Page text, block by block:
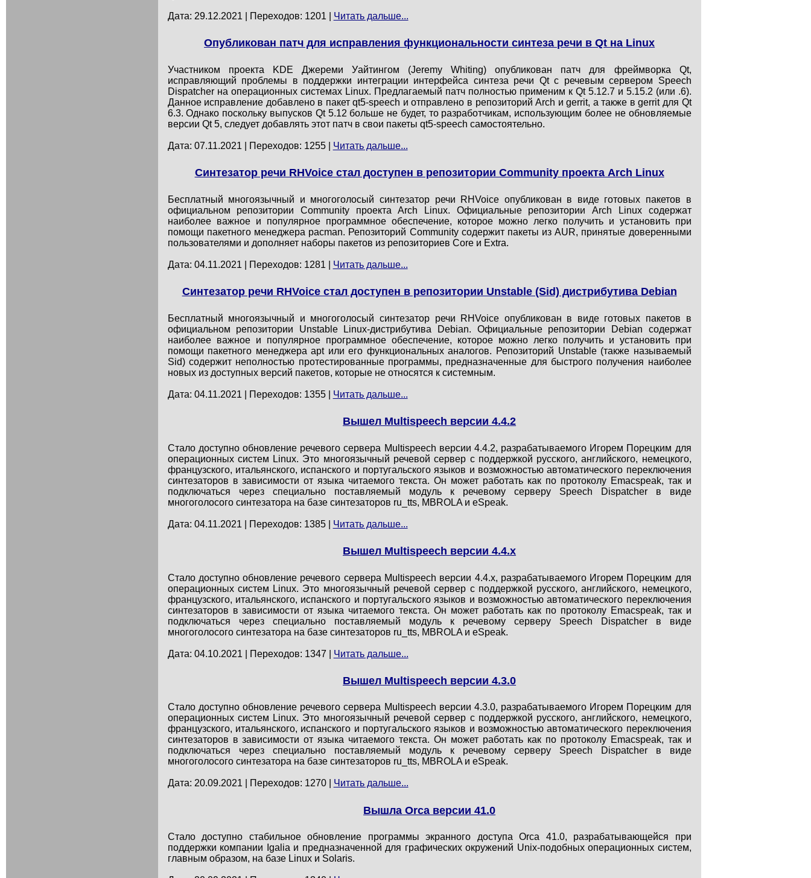
Дата: 29.12.2021 | Переходов: 1201 | Читать дальше...
Опубликован патч для исправления функциональности синтеза речи в Qt на Linux
Участником проекта KDE Джереми Уайтингом (Jeremy Whiting) опубликован патч для фреймворка Qt,
исправляющий проблемы в поддержки интеграции интерфейса синтеза речи Qt с речевым сервером Speech
Dispatcher на операционных системах Linux. Предлагаемый патч полностью применим к Qt 5.12.7 и 5.15.2 (или .6).
Данное исправление добавлено в пакет qt5-speech и отправлено в репозиторий Arch и gerrit, а также в gerrit для Qt
6.3. Однако поскольку выпусков Qt 5.12 больше не будет, то разработчикам, использующим более не обновляемые
версии Qt 5, следует добавлять этот патч в свои пакеты qt5-speech самостоятельно.
Дата: 07.11.2021 | Переходов: 1255 | Читать дальше...
Синтезатор речи RHVoice стал доступен в репозитории Community проекта Arch Linux
Бесплатный многоязычный и многоголосый синтезатор речи RHVoice опубликован в виде готовых пакетов в
официальном репозитории Community проекта Arch Linux. Официальные репозитории Arch Linux содержат
наиболее важное и популярное программное обеспечение, которое можно легко получить и установить при
помощи пакетного менеджера pacman. Репозиторий Community содержит пакеты из AUR, принятые доверенными
пользователями и дополняет наборы пакетов из репозиториев Core и Extra.
Дата: 04.11.2021 | Переходов: 1281 | Читать дальше...
Синтезатор речи RHVoice стал доступен в репозитории Unstable (Sid) дистрибутива Debian
Бесплатный многоязычный и многоголосый синтезатор речи RHVoice опубликован в виде готовых пакетов в
официальном репозитории Unstable Linux-дистрибутива Debian. Официальные репозитории Debian содержат
наиболее важное и популярное программное обеспечение, которое можно легко получить и установить при
помощи пакетного менеджера apt или его функциональных аналогов. Репозиторий Unstable (также называемый
Sid) содержит неполностью протестированные программы, предназначенные для быстрого получения наиболее
новых из доступных версий пакетов, которые не относятся к системным.
Дата: 04.11.2021 | Переходов: 1355 | Читать дальше...
Вышел Multispeech версии 4.4.2
Стало доступно обновление речевого сервера Multispeech версии 4.4.2, разрабатываемого Игорем Порецким для
операционных систем Linux. Это многоязычный речевой сервер с поддержкой русского, английского, немецкого,
французского, итальянского, испанского и португальского языков и возможностью автоматического переключения
синтезаторов в зависимости от языка читаемого текста. Он может работать как по протоколу Emacspeak, так и
подключаться через специально поставляемый модуль к речевому серверу Speech Dispatcher в виде
многоголосого синтезатора на базе синтезаторов ru_tts, MBROLA и eSpeak.
Дата: 04.11.2021 | Переходов: 1385 | Читать дальше...
Вышел Multispeech версии 4.4.x
Стало доступно обновление речевого сервера Multispeech версии 4.4.x, разрабатываемого Игорем Порецким для
операционных систем Linux. Это многоязычный речевой сервер с поддержкой русского, английского, немецкого,
французского, итальянского, испанского и португальского языков и возможностью автоматического переключения
синтезаторов в зависимости от языка читаемого текста. Он может работать как по протоколу Emacspeak, так и
подключаться через специально поставляемый модуль к речевому серверу Speech Dispatcher в виде
многоголосого синтезатора на базе синтезаторов ru_tts, MBROLA и eSpeak.
Дата: 04.10.2021 | Переходов: 1347 | Читать дальше...
Вышел Multispeech версии 4.3.0
Стало доступно обновление речевого сервера Multispeech версии 4.3.0, разрабатываемого Игорем Порецким для
операционных систем Linux. Это многоязычный речевой сервер с поддержкой русского, английского, немецкого,
французского, итальянского, испанского и португальского языков и возможностью автоматического переключения
синтезаторов в зависимости от языка читаемого текста. Он может работать как по протоколу Emacspeak, так и
подключаться через специально поставляемый модуль к речевому серверу Speech Dispatcher в виде
многоголосого синтезатора на базе синтезаторов ru_tts, MBROLA и eSpeak.
Дата: 20.09.2021 | Переходов: 1270 | Читать дальше...
Вышла Orca версии 41.0
Стало доступно стабильное обновление программы экранного доступа Orca 41.0, разрабатывающейся при
поддержки компании Igalia и предназначенной для графических окружений Unix-подобных операционных систем,
главным образом, на базе Linux и Solaris.